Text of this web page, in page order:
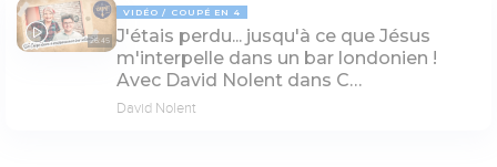
26:45
VIDÉO COUPÉ EN 4
J'étais perdu... jusqu'à ce que Jésus
m'interpelle dans un bar londonien !
Avec David Nolent dans C…
David Nolent